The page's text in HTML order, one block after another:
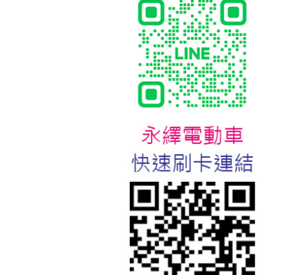
台北新北蘆洲永繹電動車業威
勝16吋電動輔助自行車:TSV19